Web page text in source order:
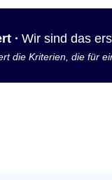
· Wir sind das
die Kriterien, die für